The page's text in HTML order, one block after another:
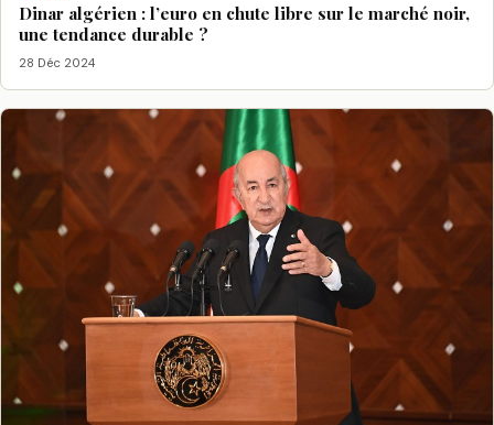
Dinar algérien : l’euro en chute libre sur le marché noir,
une tendance durable ?
28 Déc 2024